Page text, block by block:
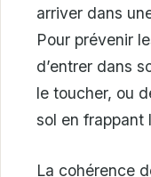
arriver dans
Pour prévenir
d’entrer dans
le toucher, ou
sol en frappant
La cohérence